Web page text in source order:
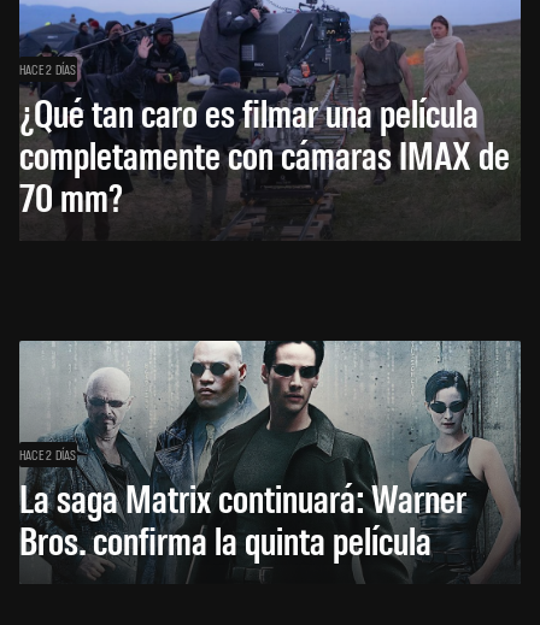
HACE 2 DÍAS
¿Qué tan caro es filmar una película
completamente con cámaras IMAX de
70 mm?
HACE 2 DÍAS
La saga Matrix continuará: Warner
Bros. confirma la quinta película